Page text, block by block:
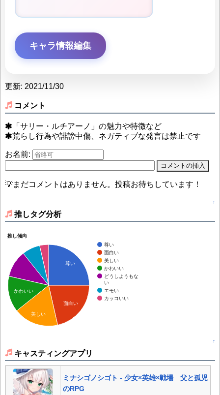
キャラ情報編集
更新: 2021/11/30
コメント
「サリー・ルチアーノ」の魅力や特徴など
荒らし行為や誹謗中傷、ネガティブな発言は禁止です
お名前:
💡まだコメントはありません。投稿お待ちしています！
↑
推しタグ分析
推し傾向
尊い
面白い
美しい
かわいい
どうしようもな
い
エモい
カッコいい
尊い
面白い
かわいい
美しい
↑
キャスティングアプリ
ミナシゴノシゴト - 少女×英雄×戦場 父と孤児
のRPG